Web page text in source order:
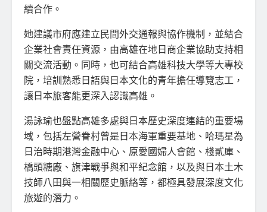
續合作。
她建議市府應建立民間外交通報與協作機制，並結合
企業社會責任資源，由高雄在地日商企業協助支持相
關交流活動。同時，也可結合高雄科技大學等大專校
院，培訓熟悉日語與日本文化的青年擔任導覽志工，
讓日本旅客能更深入認識高雄。
湯詠瑜也盤點高雄多處與日本歷史深度連結的重要場
域，包括左營眷村曾是日本海軍重要基地、哈瑪星為
日治時期港灣金融中心、原愛國婦人會館、棧貳庫、
橋頭糖廠、旗津戰爭與和平紀念館，以及與日本土木
技師八田與一相關歷史脈絡等，都極具發展深度文化
旅遊的潛力。